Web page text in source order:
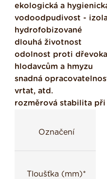
ekologická a
vodoodpudivost -
hydrofobizované
dlouhá životnost
odolnost proti
hlodavcům a hmyzu
snadná
vrtat, atd.
rozměrová stabilita
Označení
Tloušťka (mm)*